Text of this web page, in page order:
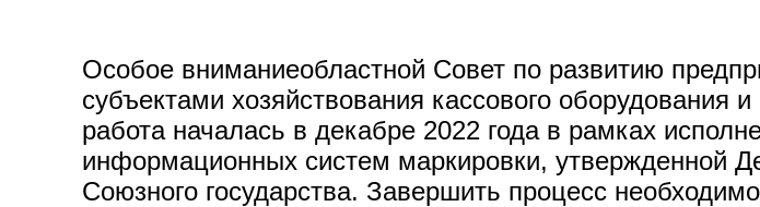
Особое вниманиеобластной Совет по развитию
субъектами хозяйствования кассового
работа началась в декабре 2022 года в рамках
информационных систем маркировки, утвержденной
Союзного государства. Завершить процесс